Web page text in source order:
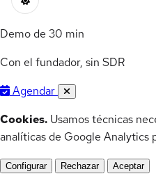
Demo de 30 min
Con el fundador, sin SDR
Agendar
Cookies. Usamos técnicas
analíticas de Google Analytics
Configurar Rechazar Aceptar